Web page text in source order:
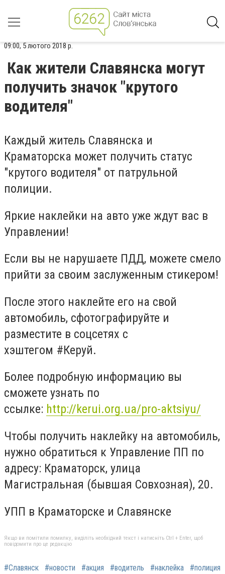
09:00, 5 лютого 2018 р.
Как жители Славянска могут
получить значок "крутого
водителя"
Каждый житель Славянска и
Краматорска может получить статус
"крутого водителя" от патрульной
полиции.
Яркие наклейки на авто уже ждут вас в
Управлении!
Если вы не нарушаете ПДД, можете смело
прийти за своим заслуженным стикером!
После этого наклейте его на свой
автомобиль, сфотографируйте и
разместите в соцсетях с
хэштегом #Керуй.
Более подробную информацию вы
сможете узнать по
ссылке: http://kerui.org.ua/pro-aktsiyu/
Чтобы получить наклейку на автомобиль,
нужно обратиться к Управление ПП по
адресу: Краматорск, улица
Магистральная (бывшая Совхозная), 20.
УПП в Краматорске и Славянске
Якщо ви помітили помилку, виділіть необхідний текст і натисніть Ctrl + Enter, щоб
повідомити про це редакцію
#Славянск #новости #акция #водитель #наклейка #полиция